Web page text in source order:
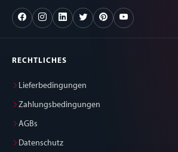
RECHTLICHES
Lieferbedingungen
Zahlungsbedingungen
AGBs
Datenschutz